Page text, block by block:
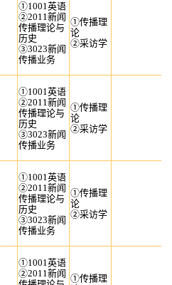
①1001英语
②2011新闻
传播理论与
历史
③3023新闻
传播业务
①传播理
论
②采访学
①1001英语
②2011新闻
传播理论与
历史
③3023新闻
传播业务
①传播理
论
②采访学
①1001英语
②2011新闻
传播理论与
历史
③3023新闻
传播业务
①传播理
论
②采访学
①1001英语
②2011新闻 ①传播理